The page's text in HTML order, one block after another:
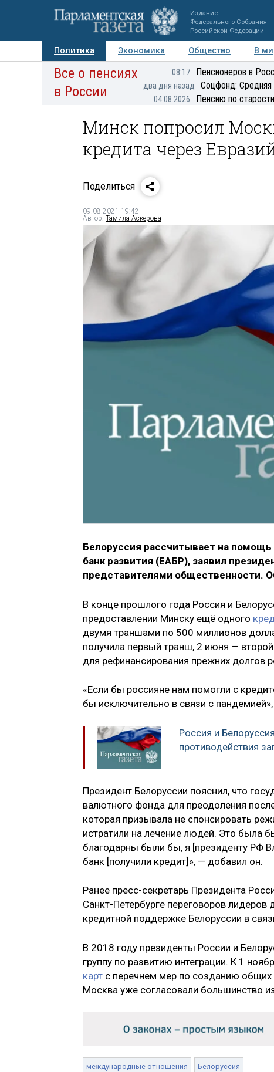
Издание
Федерального Собрания
Российской Федерации
Политика Экономика Общество В
Авторы Персоны Мнения Регионы
Все о пенсиях
в России
08:17 Пенсионеров в
два дня назад Соцфонд: Средняя
04.08.2026 Пенсию по
Минск попросил
кредита через
Поделиться
09.08.2021 19:42
Автор: Тамила Аскерова
Белоруссия рассчитывает на
банк развития (ЕАБР), заявил
представителями общественности.
В конце прошлого года Россия и
предоставлении Минску ещё одного
двумя траншами по 500 миллионов
получила первый транш, 2 июня —
для рефинансирования прежних долгов
«Если бы россияне нам помогли с
бы исключительно в связи с
Россия и
противодействия
Президент Белоруссии пояснил, что
валютного фонда для преодоления
которая призывала не спонсировать
истратили на лечение людей. Это была
благодарны были бы, я [президенту РФ
банк [получили кредит]», — добавил он.
Ранее пресс-секретарь Президента
Санкт-Петербурге переговоров
кредитной поддержке Белоруссии в
В 2018 году президенты России и
группу по развитию интеграции. К 1
карт с перечнем мер по созданию
Москва уже согласовали большинство
международные отношения Белоруссия